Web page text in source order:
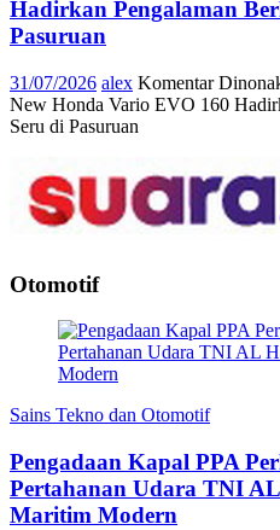
Hadirkan Pengalaman
Pasuruan
31/07/2026 alex Komentar
New Honda Vario EVO 160
Seru di Pasuruan
Otomotif
Sains Tekno dan Otomotif
Pengadaan Kapal PPA
Pertahanan Udara TNI
Maritim Modern